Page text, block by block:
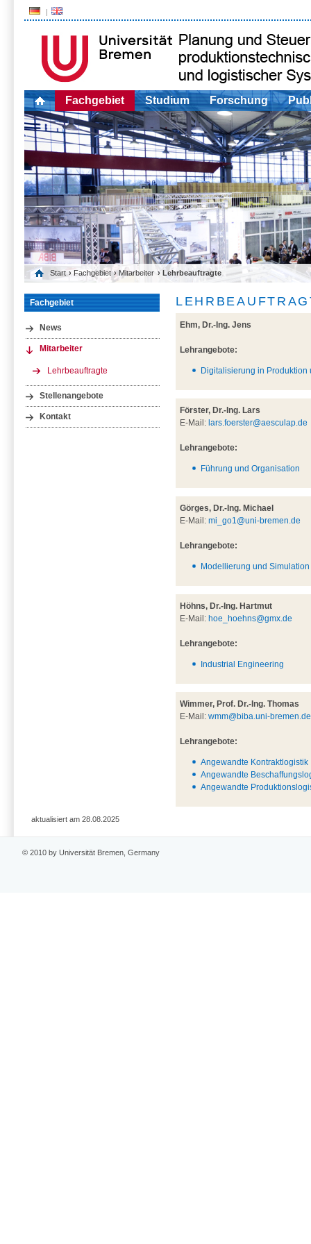
Fachgebiet Studium Forschung
Start › Fachgebiet › Mitarbeiter › Lehrbeauftragte
Fachgebiet
News
Mitarbeiter
Lehrbeauftragte
Stellenangebote
Kontakt
Ehm, Dr.-Ing. Jens
Lehrangebote:
Digitalisierung in Produktion
Förster, Dr.-Ing. Lars
E-Mail: lars.foerster@aesculap.de
Lehrangebote:
Führung und Organisation
Görges, Dr.-Ing. Michael
E-Mail:mi_go1@uni-bremen.de
Lehrangebote:
Modellierung und
Höhns, Dr.-Ing. Hartmut
E-Mail: hoe_hoehns@gmx.de
Lehrangebote:
Industrial Engineering
Wimmer, Prof. Dr.-Ing. Thomas
E-Mail:wmm@biba.uni-bremen.de
Lehrangebote:
Angewandte Kontraktlogistik
Angewandte
Angewandte
aktualisiert am 28.08.2025
© 2010 by Universität Bremen, Germany